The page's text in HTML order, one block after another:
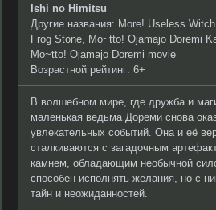
Ishi no Himitsu
Другие названия: More! Useless
Frog Stone, Mo~tto! Ojamajo Doremi
Mo~tto! Ojamajo Doremi movie
Возрастной рейтинг: 6+
В волшебном мире, где дружба и
маленькая ведьма Дореми снова
увлекательных событий. Она и её
сталкиваются с загадочным
камнем, обладающим необычной
способен исполнять желания, но с
тайн и неожиданностей.